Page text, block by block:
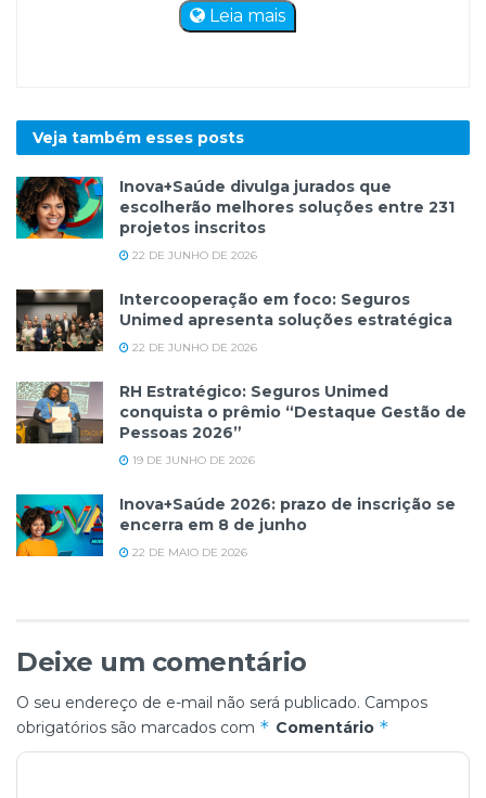
Leia mais
Veja também esses posts
Inova+Saúde divulga jurados que
escolherão melhores soluções entre 231
projetos inscritos
22 DE JUNHO DE 2026
Intercooperação em foco: Seguros
Unimed apresenta soluções estratégica
22 DE JUNHO DE 2026
RH Estratégico: Seguros Unimed
conquista o prêmio “Destaque Gestão de
Pessoas 2026”
19 DE JUNHO DE 2026
Inova+Saúde 2026: prazo de inscrição se
encerra em 8 de junho
22 DE MAIO DE 2026
Deixe um comentário
O seu endereço de e-mail não será publicado. Campos
obrigatórios são marcados com * Comentário *